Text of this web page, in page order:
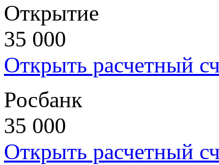
Открытие
35 000
Открыть расчетный
Росбанк
35 000
Открыть расчетный